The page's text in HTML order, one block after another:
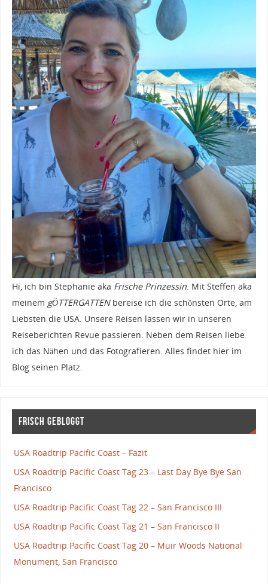
Hi, ich bin Stephanie aka Frische Prinzessin. Mit Steffen aka
meinem gÖTTERGATTENbereise ich die schönsten Orte, am
Liebsten die USA. Unsere Reisen lassen wir in unseren
Reiseberichten Revue passieren. Neben dem Reisen liebe
ich das Nähen und das Fotografieren. Alles findet hier im
Blog seinen Platz.
Frisch gebloggt
USA Roadtrip Pacific Coast – Fazit
USA Roadtrip Pacific Coast Tag 23 – Last Day Bye Bye San
Francisco
USA Roadtrip Pacific Coast Tag 22 – San Francisco III
USA Roadtrip Pacific Coast Tag 21 – San Francisco II
USA Roadtrip Pacific Coast Tag 20 – Muir Woods National
Monument, San Francisco